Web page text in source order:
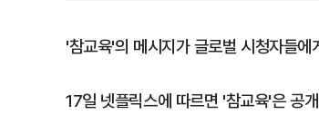
'참교육'의 메시지가 글로벌 시청자들에
17일 넷플릭스에 따르면 '참교육'은 공